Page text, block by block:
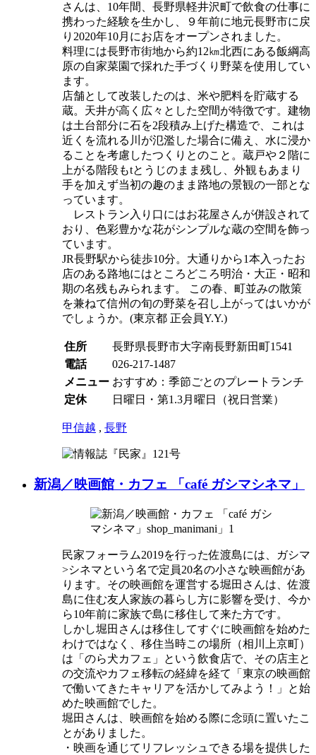
さんは、10年間、長野県軽井沢町で飲食の仕事に
携わった経験を生かし、９年前に地元長野市に戻
り2020年10月にお店をオープンされました。
料理には長野市街地から約12㎞北西にある飯綱高
原の自家菜園で採れた手づくり野菜を使用してい
ます。
店舗として改装したのは、米や肥料を貯蔵する
蔵。天井が高く広々とした空間が特徴です。建物
は土台部分に石を2段積み上げた構造で、これは
近くを流れる川が氾濫した場合に備え、水に浸か
ることを考慮したつくりとのこと。蔵戸や２階に
上がる階段もtとうじのまま残し、外観もあまり
手を加えず当初の趣のまま路地の景観の一部とな
っています。
レストラン入り口にはお花屋さんが併設されて
おり、色彩豊かな花がシンプルな蔵の空間を飾っ
ています。
JR長野駅から徒歩10分。大通りから1本入ったお
店のある路地にはところどころ明治・大正・昭和
期の名残もみられます。 この春、町並みの散策
を兼ねて信州の旬の野菜を召し上がってはいかが
でしょうか。(東京都 正会員Y.Y.)
住所
長野県長野市大字南長野新田町1541
電話
026-217-1487
メニュー おすすめ：季節ごとのプレートランチ
定休
日曜日・第1.3月曜日（祝日営業）
甲信越 , 長野
新潟／映画館・カフェ 「café ガシマシネマ」
民家フォーラム2019を行った佐渡島には、ガシマ
>シネマという名で定員20名の小さな映画館があ
ります。その映画館を運営する堀田さんは、佐渡
島に住む友人家族の暮らし方に影響を受け、今か
ら10年前に家族で島に移住して来た方です。
しかし堀田さんは移住してすぐに映画館を始めた
わけではなく、移住当時この場所（相川上京町）
は「のら犬カフェ」という飲食店で、その店主と
の交流やカフェ移転の経緯を経て「東京の映画館
で働いてきたキャリアを活かしてみよう！」と始
めた映画館でした。
堀田さんは、映画館を始める際に念頭に置いたこ
とがありました。
・映画を通じてリフレッシュできる場を提供した